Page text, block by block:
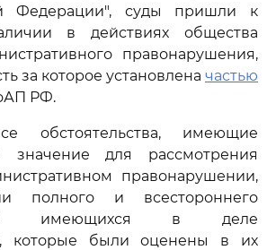
Федерации", суды пришли к
в действиях общества
правонарушения,
за которое установлена частью
РФ.
обстоятельства, имеющие
значение для рассмотрения
правонарушении,
полного и всестороннего
имеющихся в деле
которые были оценены в их